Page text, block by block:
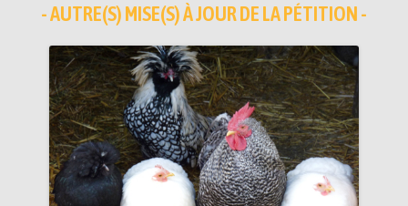
- AUTRE(S) MISE(S) À JOUR DE LA PÉTITION -